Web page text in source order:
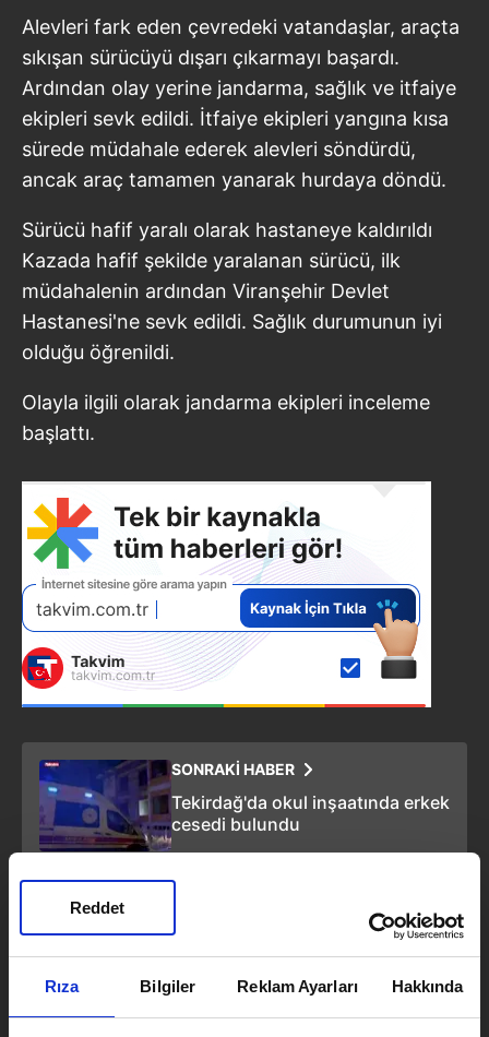
Rıza Bilgiler Reklam Ayarları Hakkında
Reddet
Alevleri fark eden çevredeki vatandaşlar, araçta
sıkışan sürücüyü dışarı çıkarmayı başardı.
Ardından olay yerine jandarma, sağlık ve itfaiye
ekipleri sevk edildi. İtfaiye ekipleri yangına kısa
sürede müdahale ederek alevleri söndürdü,
ancak araç tamamen yanarak hurdaya döndü.
Sürücü hafif yaralı olarak hastaneye kaldırıldı
Kazada hafif şekilde yaralanan sürücü, ilk
müdahalenin ardından Viranşehir Devlet
Hastanesi'ne sevk edildi. Sağlık durumunun iyi
olduğu öğrenildi.
Olayla ilgili olarak jandarma ekipleri inceleme
başlattı.
SONRAKİ HABER
Tekirdağ'da okul inşaatında erkek
cesedi bulundu
Isparta’da “kız arkadaş”